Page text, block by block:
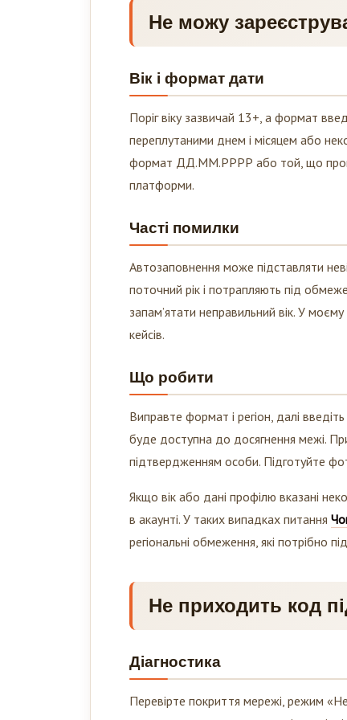
Не можу
Вік і формат дати
Поріг віку зазвичай 13+, а формат
переплутаними днем і місяцем або
формат ДД.ММ.РРРР або той, що
платформи.
Часті помилки
Автозаповнення може підставляти
поточний рік і потрапляють під
запам’ятати неправильний вік. У
кейсів.
Що робити
Виправте формат і регіон, далі
буде доступна до досягнення межі.
підтвердженням особи. Підготуйте
Якщо вік або дані профілю вказані
в акаунті. У таких випадках питання
регіональні обмеження, які потрібно
Не приходить код
Діагностика
Перевірте покриття мережі, режим